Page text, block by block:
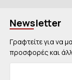
Newsletter
Γραφτείτε για να
προσφορές και